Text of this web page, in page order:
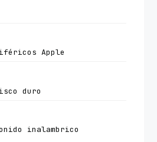
Apple
duro
inalambrico